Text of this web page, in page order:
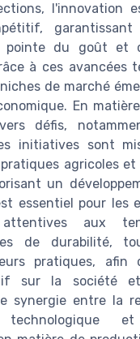
l'innovation
du goût et
à ces avancées
de marché
En
défis,
initiatives sont
agricoles
un
essentiel pour les
aux
de durabilité,
pratiques, afin
sur la société et
synergie entre la
technologique